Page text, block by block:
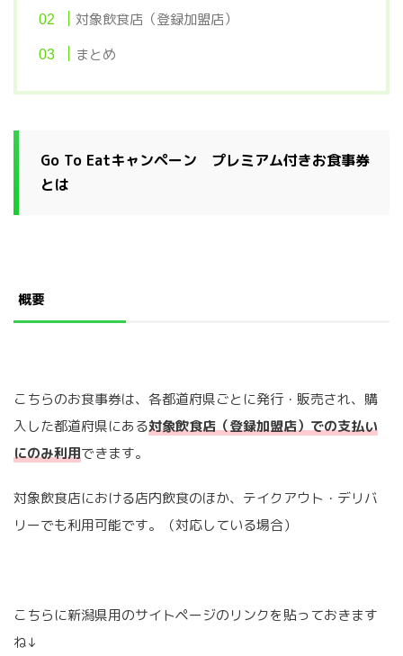
対象飲食店（登録加盟店）
まとめ
Go To Eatキャンペーン プレミアム付きお食事券
とは
概要
こちらのお食事券は、各都道府県ごとに発行・販売され、購
入した都道府県にある対象飲食店（登録加盟店）での支払い
にのみ利用できます。
対象飲食店における店内飲食のほか、テイクアウト・デリバ
リーでも利用可能です。（対応している場合）
こちらに新潟県用のサイトページのリンクを貼っておきます
ね↓